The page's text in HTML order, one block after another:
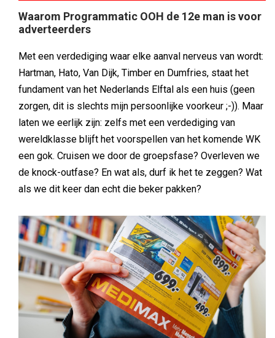
Waarom Programmatic OOH de 12e man is voor
adverteerders
Met een verdediging waar elke aanval nerveus van wordt:
Hartman, Hato, Van Dijk, Timber en Dumfries, staat het
fundament van het Nederlands Elftal als een huis (geen
zorgen, dit is slechts mijn persoonlijke voorkeur ;-)). Maar
laten we eerlijk zijn: zelfs met een verdediging van
wereldklasse blijft het voorspellen van het komende WK
een gok. Cruisen we door de groepsfase? Overleven we
de knock-outfase? En wat als, durf ik het te zeggen? Wat
als we dit keer dan echt die beker pakken?